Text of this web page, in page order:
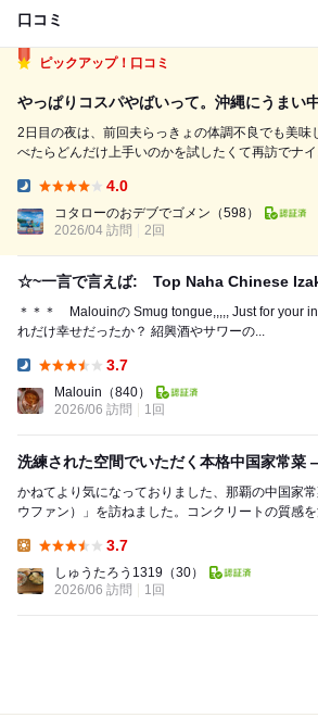
口コミ
ピックアップ！口コミ
やっぱりコスパやばいって。沖縄にうまい
2日目の夜は、前回夫らっきょの体調不良でも美味
べたらどんだけ上手いのかを試したくて再訪でナイスイン
内容はかなり本気のミニコース。 品数もバランスも良くて、中華好きに
はたまらないセット...
4.0
コタローのおデブでゴメン （598）
2026/04 訪問
2回
☆~一言で言えば: Top Naha Chinese
＊＊＊ Malouinの Smug tongue,,,,, Just for your
れだけ幸せだったか？ 紹興酒やサワーの...
3.7
Malouin （840）
2026/06 訪問
1回
洗練された空間でいただく本格中国家常菜
かねてより気になっておりました、那覇の中国家
ウファン）」を訪ねました。コンクリートの質感
3.7
しゅうたろう1319 （30）
2026/06 訪問
1回